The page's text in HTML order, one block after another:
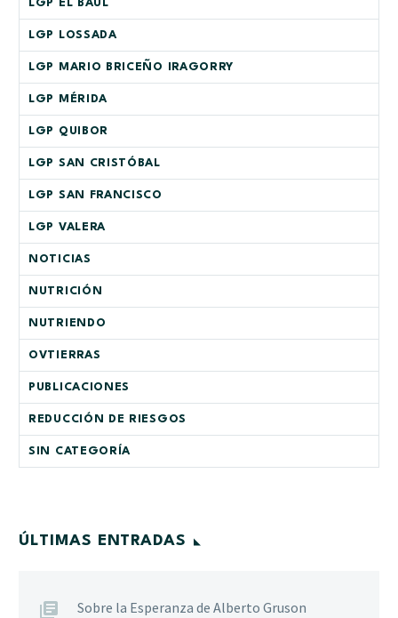
LGP EL BAÚL
LGP LOSSADA
LGP MARIO BRICEÑO IRAGORRY
LGP MÉRIDA
LGP QUIBOR
LGP SAN CRISTÓBAL
LGP SAN FRANCISCO
LGP VALERA
NOTICIAS
NUTRICIÓN
NUTRIENDO
OVTIERRAS
PUBLICACIONES
REDUCCIÓN DE RIESGOS
SIN CATEGORÍA
ÚLTIMAS ENTRADAS
Sobre la Esperanza de Alberto Gruson